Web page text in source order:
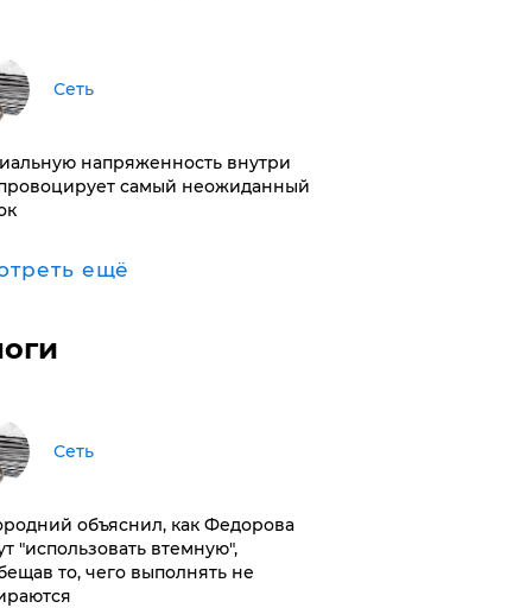
Сеть
напряженность внутри
самый неожиданный
ещё
Сеть
объяснил, как Федорова
"использовать втемную",
то, чего выполнять не